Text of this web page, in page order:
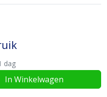
dag
In Winkelwagen